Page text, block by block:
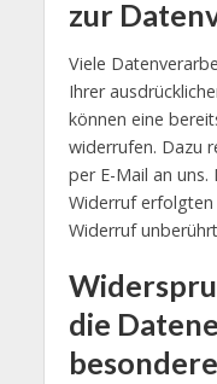
zur
Viele
Ihrer
können eine
widerrufen. Dazu
per E-Mail an
Widerruf
Widerruf
die